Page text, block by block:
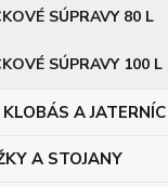
SÚPRAVY 80 L
SÚPRAVY 100 L
A JATERNÍC
A STOJANY